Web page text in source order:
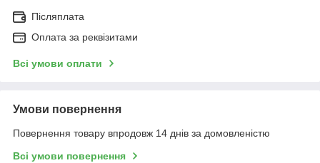
Післяплата
Оплата за реквізитами
Всі умови оплати
Умови повернення
Повернення товару впродовж 14 днів за домовленістю
Всі умови повернення